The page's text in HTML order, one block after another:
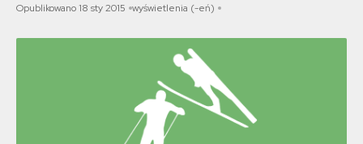
Opublikowano 18 sty 2015 wyświetlenia (-eń)